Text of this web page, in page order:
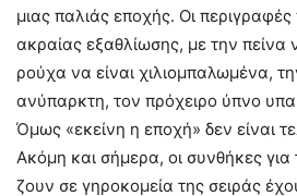
μιας παλιάς εποχής. Οι
ακραίας εξαθλίωσης, με την πείνα
ρούχα να είναι χιλιομπαλωμένα,
ανύπαρκτη, τον πρόχειρο ύπνο
Όμως «εκείνη η εποχή» δεν είναι
Ακόμη και σήμερα, οι συνθήκες
ζουν σε γηροκομεία της σειράς